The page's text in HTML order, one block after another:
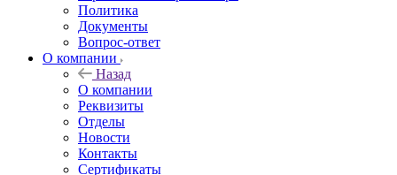
Политика
Документы
Вопрос-ответ
О компании
Назад
О компании
Реквизиты
Отделы
Новости
Контакты
Сертификаты